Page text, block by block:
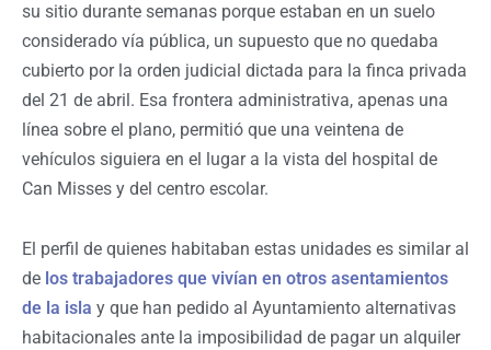
su sitio durante semanas porque estaban en un suelo
considerado vía pública, un supuesto que no quedaba
cubierto por la orden judicial dictada para la finca privada
del 21 de abril. Esa frontera administrativa, apenas una
línea sobre el plano, permitió que una veintena de
vehículos siguiera en el lugar a la vista del hospital de
Can Misses y del centro escolar.
El perfil de quienes habitaban estas unidades es similar al
de los trabajadores que vivían en otros asentamientos
de la isla y que han pedido al Ayuntamiento alternativas
habitacionales ante la imposibilidad de pagar un alquiler